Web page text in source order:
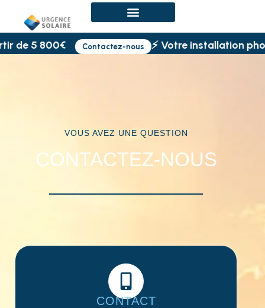
de 5 800€ Contactez-nous ⚡ Votre installation
VOUS AVEZ UNE QUESTION
CONTACTEZ-NOUS
CONTACT